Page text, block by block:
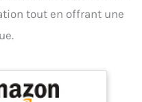
tout en offrant une